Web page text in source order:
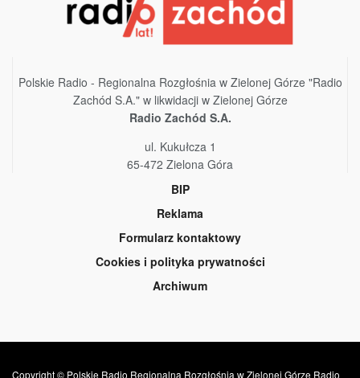
Polskie Radio - Regionalna Rozgłośnia w Zielonej Górze "Radio
Zachód S.A." w likwidacji w Zielonej Górze
Radio Zachód S.A.
ul. Kukułcza 1
65-472 Zielona Góra
BIP
Reklama
Formularz kontaktowy
Cookies i polityka prywatności
Archiwum
Copyright © Polskie Radio Regionalna Rozgłośnia w Zielonej Górze Radio